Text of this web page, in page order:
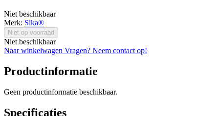
Niet beschikbaar
Merk: Sika®
Niet op voorraad
Niet beschikbaar
Naar winkelwagen Vragen? Neem contact op!
Productinformatie
Geen productinformatie beschikbaar.
Specificaties